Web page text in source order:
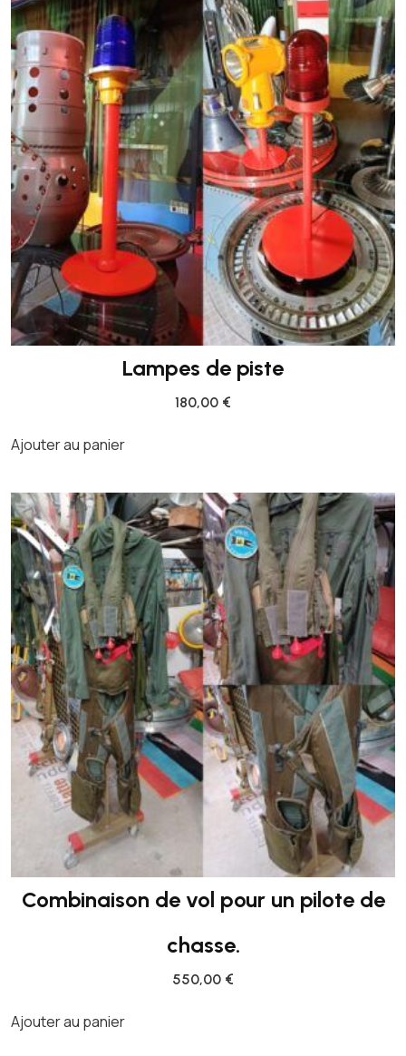
Lampes de piste
180,00 €
Ajouter au panier
Combinaison de vol pour un pilote de
chasse.
550,00 €
Ajouter au panier